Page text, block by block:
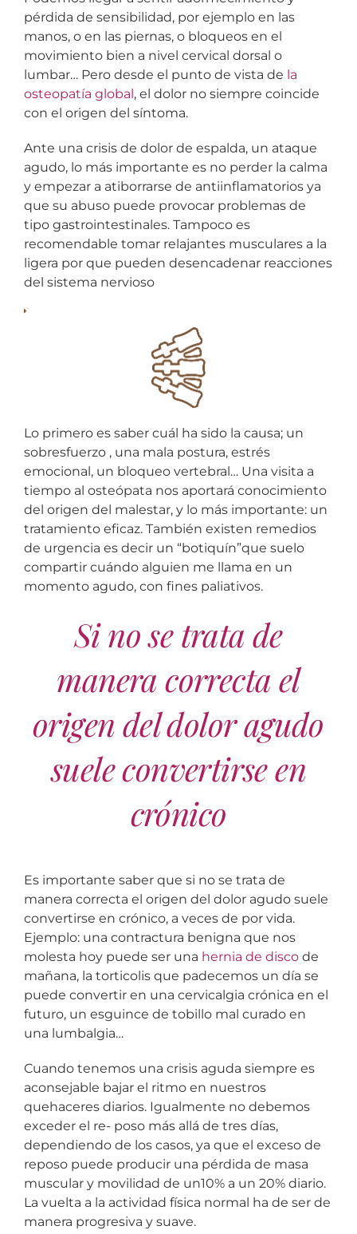
pérdida de sensibilidad, por ejemplo en las
manos, o en las piernas, o bloqueos en el
movimiento bien a nivel cervical dorsal o
lumbar… Pero desde el punto de vista de la
osteopatía global, el dolor no siempre coincide
con el origen del síntoma.
Ante una crisis de dolor de espalda, un ataque
agudo, lo más importante es no perder la calma
y empezar a atiborrarse de antiinflamatorios ya
que su abuso puede provocar problemas de
tipo gastrointestinales. Tampoco es
recomendable tomar relajantes musculares a la
ligera por que pueden desencadenar reacciones
del sistema nervioso
Lo primero es saber cuál ha sido la causa; un
sobresfuerzo , una mala postura, estrés
emocional, un bloqueo vertebral… Una visita a
tiempo al osteópata nos aportará conocimiento
del origen del malestar, y lo más importante: un
tratamiento eficaz. También existen remedios
de urgencia es decir un “botiquín”que suelo
compartir cuándo alguien me llama en un
momento agudo, con fines paliativos.
Si no se trata de
manera correcta el
origen del dolor agudo
suele convertirse en
crónico
Es importante saber que si no se trata de
manera correcta el origen del dolor agudo suele
convertirse en crónico, a veces de por vida.
Ejemplo: una contractura benigna que nos
molesta hoy puede ser una hernia de discode
mañana, la torticolis que padecemos un día se
puede convertir en una cervicalgia crónica en el
futuro, un esguince de tobillo mal curado en
una lumbalgia…
Cuando tenemos una crisis aguda siempre es
aconsejable bajar el ritmo en nuestros
quehaceres diarios. Igualmente no debemos
exceder el re- poso más allá de tres días,
dependiendo de los casos, ya que el exceso de
reposo puede producir una pérdida de masa
muscular y movilidad de un10% a un 20% diario.
La vuelta a la actividad física normal ha de ser de
manera progresiva y suave.